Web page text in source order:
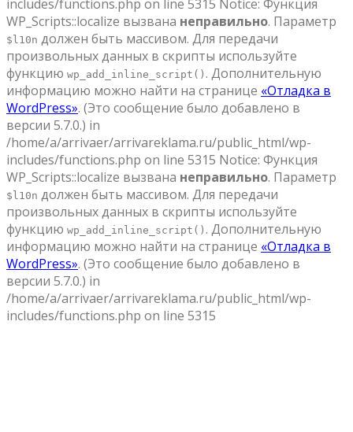
includes/functions.php on line 5315 Notice: Функция
WP_Scripts::localize вызвана неправильно. Параметр
$l10n должен быть массивом. Для передачи
произвольных данных в скрипты используйте
функцию wp_add_inline_script() . Дополнительную
информацию можно найти на странице «Отладка в
WordPress». (Это сообщение было добавлено в
версии 5.7.0.) in
/home/a/arrivaer/arrivareklama.ru/public_html/wp-
includes/functions.php on line 5315 Notice: Функция
WP_Scripts::localize вызвана неправильно. Параметр
$l10n должен быть массивом. Для передачи
произвольных данных в скрипты используйте
функцию wp_add_inline_script() . Дополнительную
информацию можно найти на странице «Отладка в
WordPress». (Это сообщение было добавлено в
версии 5.7.0.) in
/home/a/arrivaer/arrivareklama.ru/public_html/wp-
includes/functions.php on line 5315